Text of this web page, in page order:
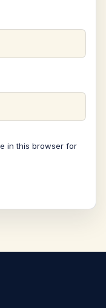
in this browser for